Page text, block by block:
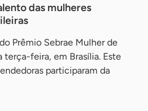
das mulheres
Prêmio Sebrae Mulher de
feira, em Brasília. Este
participaram da